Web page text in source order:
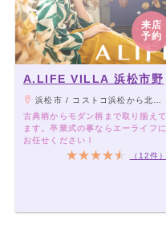
来店
予約
A.LIFE VILLA 浜松市野
浜松市 / コストコ浜松から北に400ｍ
古典柄からモダン柄まで取り揃えて
ます。卒業式の事ならエーライフに
お任せください！
（12件）